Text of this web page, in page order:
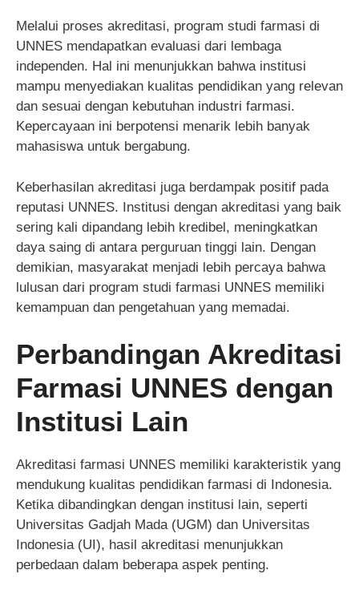
Melalui proses akreditasi, program studi farmasi di
UNNES mendapatkan evaluasi dari lembaga
independen. Hal ini menunjukkan bahwa institusi
mampu menyediakan kualitas pendidikan yang relevan
dan sesuai dengan kebutuhan industri farmasi.
Kepercayaan ini berpotensi menarik lebih banyak
mahasiswa untuk bergabung.
Keberhasilan akreditasi juga berdampak positif pada
reputasi UNNES. Institusi dengan akreditasi yang baik
sering kali dipandang lebih kredibel, meningkatkan
daya saing di antara perguruan tinggi lain. Dengan
demikian, masyarakat menjadi lebih percaya bahwa
lulusan dari program studi farmasi UNNES memiliki
kemampuan dan pengetahuan yang memadai.
Perbandingan Akreditasi
Farmasi UNNES dengan
Institusi Lain
Akreditasi farmasi UNNES memiliki karakteristik yang
mendukung kualitas pendidikan farmasi di Indonesia.
Ketika dibandingkan dengan institusi lain, seperti
Universitas Gadjah Mada (UGM) dan Universitas
Indonesia (UI), hasil akreditasi menunjukkan
perbedaan dalam beberapa aspek penting.